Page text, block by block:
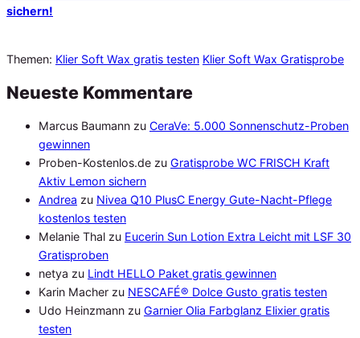
sichern!
Themen: Klier Soft Wax gratis testen Klier Soft Wax Gratisprobe
Neueste Kommentare
Marcus Baumann zu CeraVe: 5.000 Sonnenschutz-Proben
gewinnen
Proben-Kostenlos.de zu Gratisprobe WC FRISCH Kraft
Aktiv Lemon sichern
Andrea zu Nivea Q10 PlusC Energy Gute-Nacht-Pflege
kostenlos testen
Melanie Thal zu Eucerin Sun Lotion Extra Leicht mit LSF 30
Gratisproben
netya zu Lindt HELLO Paket gratis gewinnen
Karin Macher zu NESCAFÉ® Dolce Gusto gratis testen
Udo Heinzmann zu Garnier Olia Farbglanz Elixier gratis
testen